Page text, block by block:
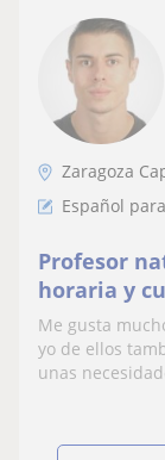
Zaragoza
Español
Profesor
horaria y
Me gusta
yo de ellos
unas